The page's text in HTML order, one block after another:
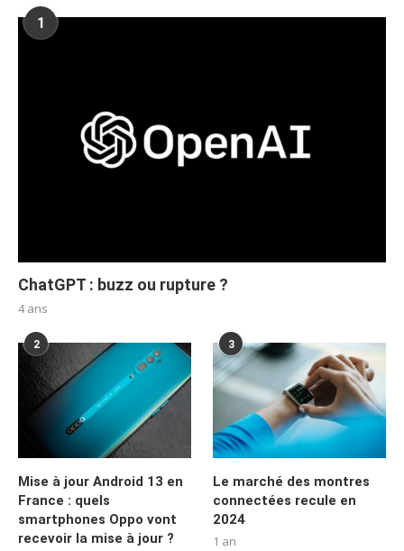
1
ChatGPT : buzz ou rupture ?
4 ans
2
Mise à jour Android 13 en
France : quels
smartphones Oppo vont
recevoir la mise à jour ?
3
Le marché des montres
connectées recule en
2024
1 an